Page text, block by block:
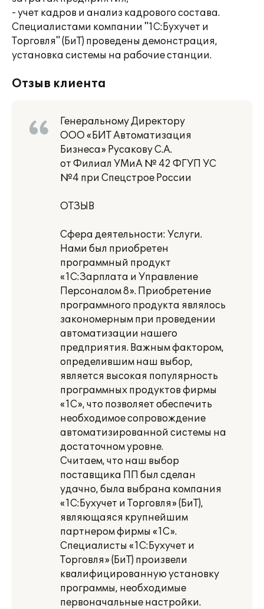
- учет кадров и анализ кадрового состава.
Специалистами компании "1С:Бухучет и
Торговля" (БиТ) проведены демонстрация,
установка системы на рабочие станции.
Отзыв клиента
Генеральному Директору
ООО «БИТ Автоматизация
Бизнеса» Русакову С.А.
от Филиал УМиА № 42 ФГУП УС
№4 при Спецстрое России
ОТЗЫВ
Сфера деятельности: Услуги.
Нами был приобретен
программный продукт
«1С:Зарплата и Управление
Персоналом 8». Приобретение
программного продукта являлось
закономерным при проведении
автоматизации нашего
предприятия. Важным фактором,
определившим наш выбор,
является высокая популярность
программных продуктов фирмы
«1С», что позволяет обеспечить
необходимое сопровождение
автоматизированной системы на
достаточном уровне.
Считаем, что наш выбор
поставщика ПП был сделан
удачно, была выбрана компания
«1С:Бухучет и Торговля» (БиТ),
являющаяся крупнейшим
партнером фирмы «1С».
Специалисты «1С:Бухучет и
Торговля» (БиТ) произвели
квалифицированную установку
программы, необходимые
первоначальные настройки.